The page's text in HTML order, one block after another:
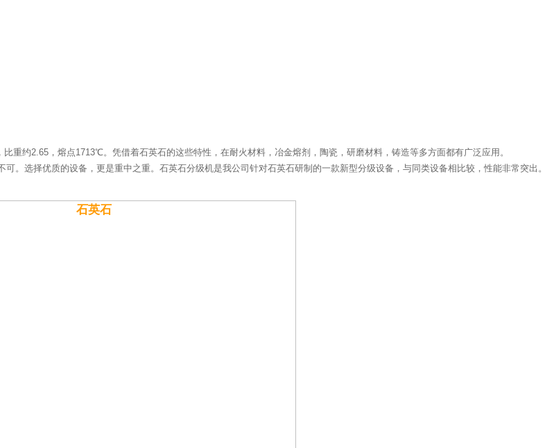
重约2.65，熔点1713℃。凭借着石英石的这些特性，在耐火材料，冶金熔剂，陶瓷，研磨材料，铸造等多方面都有广泛应用。
。选择优质的设备，更是重中之重。石英石分级机是我公司针对石英石研制的一款新型分级设备，与同类设备相比较，性能非常突出。